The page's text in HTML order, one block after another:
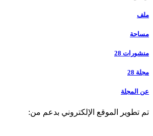
ملف
مساحة
منشورات 28
مجلة 28
عن المجلة
تم تطوير الموقع الإلكتروني بدعم من: